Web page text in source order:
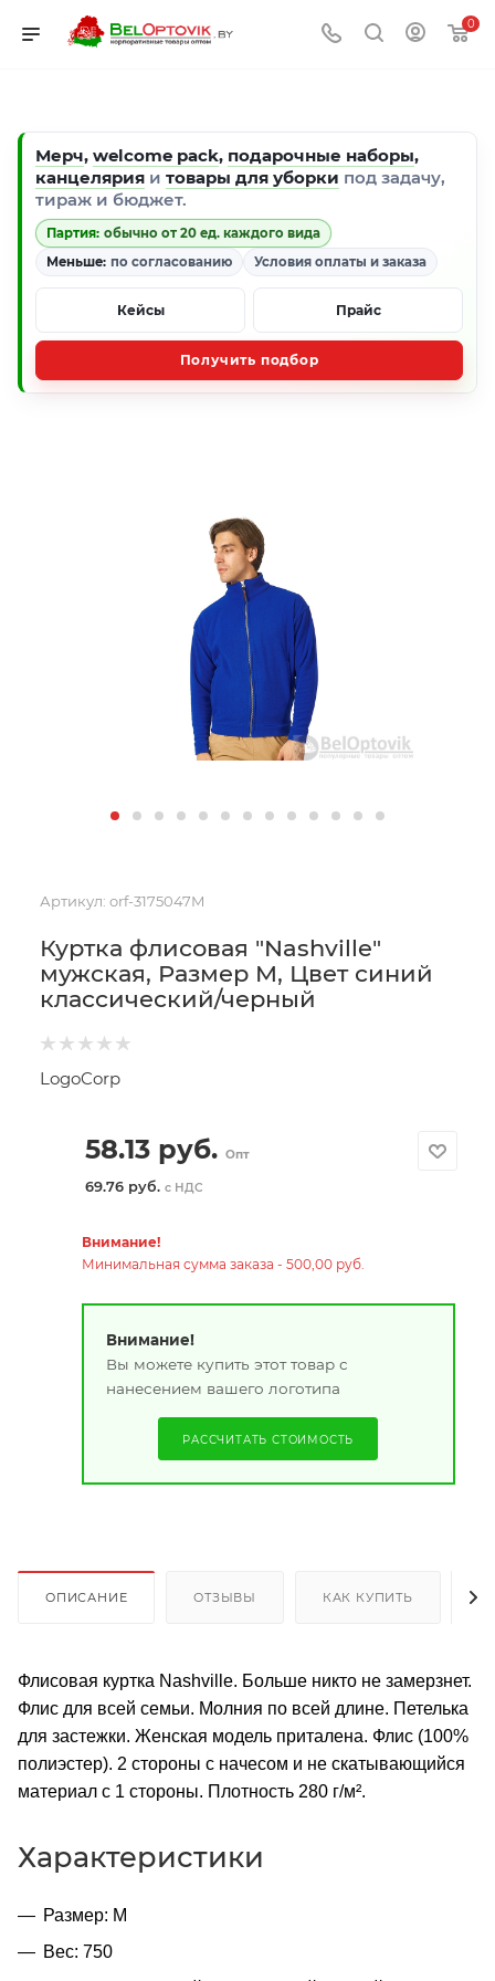
0
Мерч, welcome pack, подарочные наборы,
канцелярия и товары для уборки под задачу,
тираж и бюджет.
Партия: обычно от 20 ед. каждого вида
Меньше: по согласованию Условия оплаты и заказа
Кейсы Прайс
Получить подбор
Артикул: orf-3175047M
Куртка флисовая "Nashville"
мужская, Размер M, Цвет синий
классический/черный
LogoCorp
58.13руб. Опт
69.76 руб. с НДС
Внимание!
Минимальная сумма заказа - 500,00 руб.
Внимание!
Вы можете купить этот товар с
нанесением вашего логотипа
РАССЧИТАТЬ СТОИМОСТЬ
ОПИСАНИЕ ОТЗЫВЫ КАК КУПИТЬ
Флисовая куртка Nashville. Больше никто не замерзнет.
Флис для всей семьи. Молния по всей длине. Петелька
для застежки. Женская модель приталена. Флис (100%
полиэстер). 2 стороны с начесом и не скатывающийся
материал с 1 стороны. Плотность 280 г/м².
Характеристики
Размер: M
Вес: 750